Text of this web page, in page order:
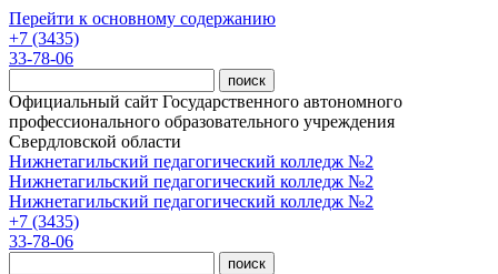
Перейти к основному содержанию
+7 (3435)
33-78-06
Официальный сайт Государственного автономного
профессионального образовательного учреждения
Свердловской области
Нижнетагильский педагогический колледж №2
Нижнетагильский педагогический колледж №2
Нижнетагильский педагогический колледж №2
+7 (3435)
33-78-06